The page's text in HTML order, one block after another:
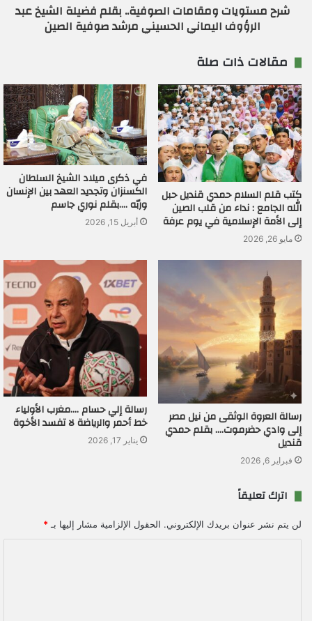
شرح مستويات ومقامات الصوفية.. بقلم فضيلة الشيخ عبد
الرؤوف اليماني الحسيني مرشد صوفية الصين
مقالات ذات صلة
كتب قلم السلام حمدي قنديل حبل
الله الجامع : نداء من قلب الصين
إلى الأمة الإسلامية في يوم عرفة
مايو 26, 2026
في ذكرى ميلاد الشيخ السلطان
الكسنزان وتجديد العهد بين الإنسان
وربّه ….بقلم نوري جاسم
أبريل 15, 2026
رسالة العروة الوثقى من نيل مصر
إلى وادي حضرموت…. بقلم حمدي
قنديل
فبراير 6, 2026
رسالة إلي حسام ….مغرب الأولياء
خط أحمر والرياضة لا تفسد الأخوة
يناير 17, 2026
اترك تعليقاً
لن يتم نشر عنوان بريدك الإلكتروني. الحقول الإلزامية مشار إليها بـ *